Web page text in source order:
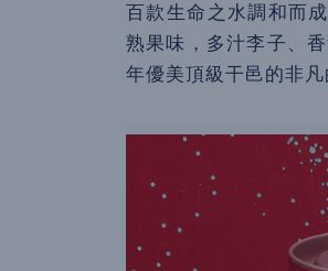
百款生命之水調和而
熟果味，多汁李子、
年優美頂級干邑的非凡